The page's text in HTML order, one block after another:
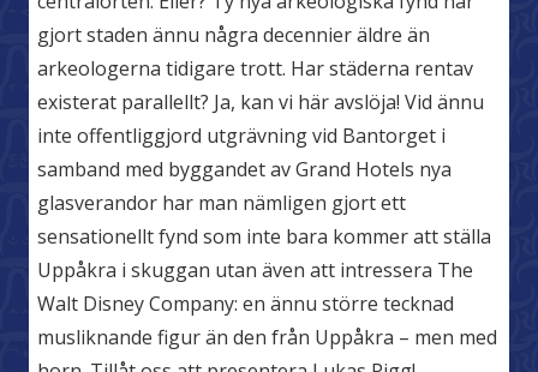
gjort staden ännu några decennier äldre än
arkeologerna tidigare trott. Har städerna rentav
existerat parallellt? Ja, kan vi här avslöja! Vid ännu
inte offentliggjord utgrävning vid Bantorget i
samband med byggandet av Grand Hotels nya
glasverandor har man nämligen gjort ett
sensationellt fynd som inte bara kommer att ställa
Uppåkra i skuggan utan även att intressera The
Walt Disney Company: en ännu större tecknad
musliknande figur än den från Uppåkra – men med